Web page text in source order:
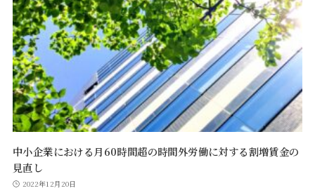
中小企業における月60時間超の時間外労働に対する割増賃金の
見直し
2022年12月20日